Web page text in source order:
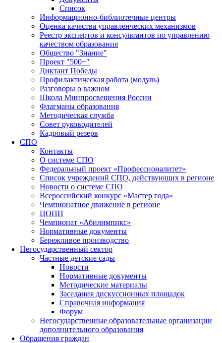
Список
Информационно-библиотечные центры
Оценка качества управленческих механизмов
Реестр экспертов и консультантов по управлению
качеством образования
Общество "Знание"
Проект "500+"
Диктант Победы
Профилактическая работа (модуль)
Разговоры о важном
Школа Минпросвещения России
Флагманы образования
Методическая служба
Совет руководителей
Кадровый резерв
СПО
Контакты
О системе СПО
Федеральный проект «Профессионалитет»
Список учреждений СПО, действующих в регионе
Новости о системе СПО
Всероссийский конкурс «Мастер года»
Чемпионатное движение в регионе
ЦОПП
Чемпионат «Абилимпикс»
Нормативные документы
Бережливое производство
Негосударственный сектор
Частные детские сады
Новости
Нормативные документы
Методические материалы
Заседания дискуссионных площадок
Справочная информация
Форум
Негосударственные образовательные организации
дополнительного образования
Обращения граждан